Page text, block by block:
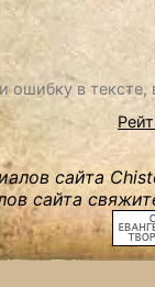
ошибку в
сайта
сайта